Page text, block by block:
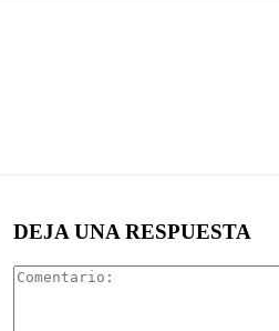
DEJA UNA RESPUESTA